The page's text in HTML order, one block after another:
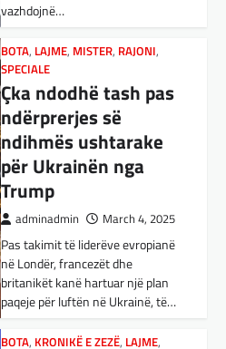
vazhdojnë…
BOTA, LAJME, MISTER, RAJONI,
SPECIALE
Çka ndodhë tash pas
ndërprerjes së
ndihmës ushtarake
për Ukrainën nga
Trump
adminadmin March 4, 2025
Pas takimit të liderëve evropianë
në Londër, francezët dhe
britanikët kanë hartuar një plan
paqeje për luftën në Ukrainë, të…
BOTA, KRONIKË E ZEZË, LAJME,
Nga Preç Zogaj Me rikthimin e
Presidenti Tramp po e trondit
status-quonë ndërkombëtare të
miqësive,…
FUN,KULTURË ,LAJME,MISTER,
OPINIONE,SPECIALE
Kuvendi i Lezhës dhe
konteksti aktual
gjeopolitik i
shqiptarëve
adminadmin March 3, 2025
Kuvendi i Lezhës i vitit 1444
është një ngjarje historike që
edhe sot prodhon mesazhe